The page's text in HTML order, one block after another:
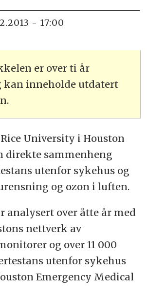
- 17:00
er over ti år
kan inneholde utdatert
University i Houston
direkte sammenheng
utenfor sykehus og
og ozon i luften.
analysert over åtte år med
nettverk av
og over 11 000
utenfor sykehus
Emergency Medical